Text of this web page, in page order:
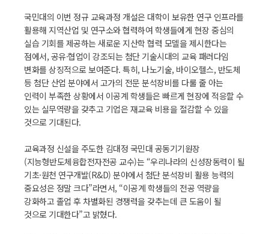
국민대의 이번 정규 교육과정 개설은 대학이 보유한 연구 인프라를
활용해 지역산업 및 연구소와 협력하여 학생들에게 현장 중심의
실습 기회를 제공하는 새로운 지산학 협력 모델을 제시한다는
점에서, 공유·협업이 강조되는 첨단 기술시대의 교육 패러다임
변화를 상징적으로 보여준다. 특히, 나노기술, 바이오헬스, 반도체
등 첨단 산업 분야에서 고가의 전문 분석장비를 다룰 줄 아는
인력이 부족한 상황에서 이공계 학생들은 빠르게 현장에 적응할 수
있는 실무역량을 갖추고 기업은 재교육 비용을 절감할 수 있을
것으로 기대된다.
교육과정 신설을 주도한 김대정 국민대 공동기기원장
(지능형반도체융합전자전공 교수)는 “우리나라의 신성장동력이 될
기초·원천 연구개발(R&D) 분야에서 첨단 분석장비 활용 능력의
중요성은 정말 크다”라면서, “이공계 학생들의 전공 역량을
강화하고 졸업 후 차별화된 경쟁력을 갖추는데 큰 도움이 될
것으로 기대한다”고 밝혔다.